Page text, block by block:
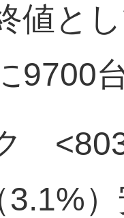
値と
9700
3.1%